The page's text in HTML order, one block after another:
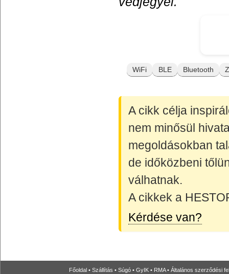
WiFi BLE Bluetooth
A cikk célja
nem minősül
megoldásokban
de időközbeni
válhatnak.
A cikkek a
Kérdése van?
Főoldal • Szállítás • Súgó • GyIK • RMA• Általános szerződési